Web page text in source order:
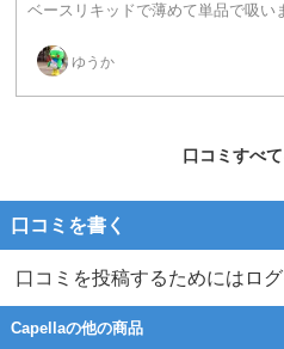
ゆうか
口コミすべ
口コミを書く
口コミを投稿するためにはログ
Capellaの他の商品